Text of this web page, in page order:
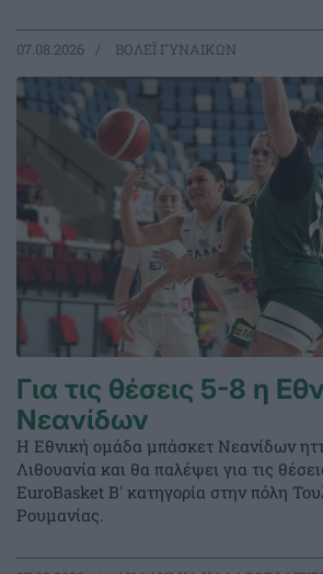
07.08.2026 ΒΟΛΕΪ ΓΥΝΑΙΚΩΝ
Για τις θέσεις 5-8 η
Νεανίδων
Η Εθνική ομάδα μπάσκετ Νεανίδων
Λιθουανία και θα παλέψει για τις
EuroBasket Β' κατηγορία στην πόλη
Ρουμανίας.